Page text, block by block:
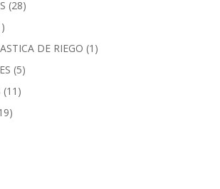
(28)
DE RIEGO (1)
(5)
(11)